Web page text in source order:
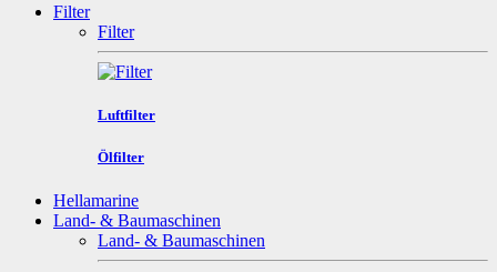
Filter
Filter
Luftfilter
Ölfilter
Hellamarine
Land- & Baumaschinen
Land- & Baumaschinen